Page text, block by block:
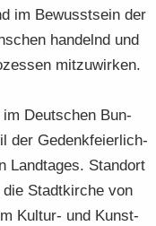
im Be­wusst­sein der
han­delnd und
mit­zu­wir­ken.
im Deut­schen Bun­
der Ge­denk­fei­er­lich­
Land­ta­ges. Stand­ort
Stadt­kir­che von
Kultur-​ und Kunst­